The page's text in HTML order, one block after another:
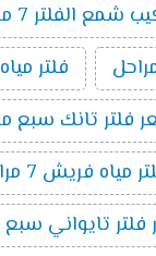
شمع الفلتر 7 مراحل
فلتر مياه
فلتر تانك سبع
مياه فريش 7 مراحل
تايواني سبع